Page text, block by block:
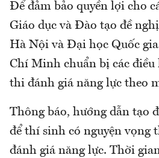
Để đảm bảo quyền lợi cho
Giáo dục và Đào tạo đề
Hà Nội và Đại học Quốc
Chí Minh chuẩn bị các điều
thi đánh giá năng lực theo
Thông báo, hướng dẫn tạo
để thí sinh có nguyện vọng
đánh giá năng lực. Thời